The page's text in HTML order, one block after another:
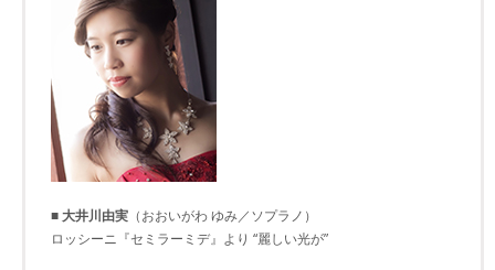
■ 大井川由実 （おおいがわ ゆみ／ソプラノ）
ロッシーニ『セミラーミデ』より “麗しい光が”